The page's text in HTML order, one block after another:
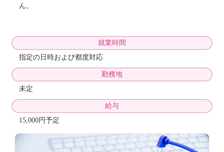
ん。
就業時間
指定の日時および都度対応
勤務地
未定
給与
15,000円予定